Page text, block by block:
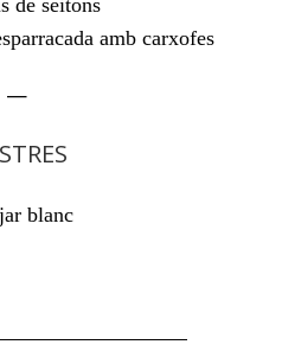
Ragout de botifarra esparracada amb carxofes
—